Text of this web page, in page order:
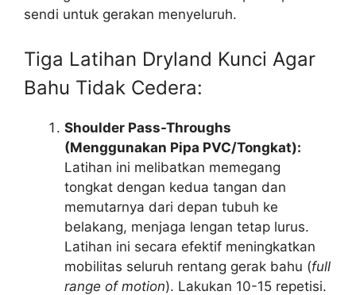
sendi untuk gerakan menyeluruh.
Tiga Latihan Dryland Kunci Agar
Bahu Tidak Cedera:
Shoulder Pass-Throughs
(Menggunakan Pipa PVC/Tongkat):
Latihan ini melibatkan memegang
tongkat dengan kedua tangan dan
memutarnya dari depan tubuh ke
belakang, menjaga lengan tetap lurus.
Latihan ini secara efektif meningkatkan
mobilitas seluruh rentang gerak bahu (full
range of motion). Lakukan 10-15 repetisi.